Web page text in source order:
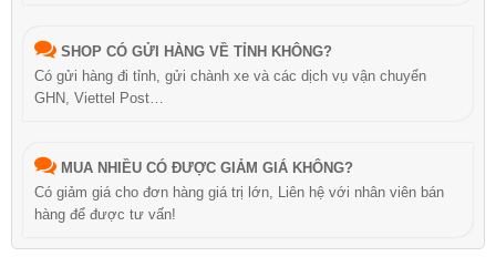
SHOP CÓ GỬI HÀNG VỀ TỈNH KHÔNG?
Có gửi hàng đi tỉnh, gửi chành xe và các dịch vụ vận chuyển
GHN, Viettel Post…
MUA NHIỀU CÓ ĐƯỢC GIẢM GIÁ KHÔNG?
Có giảm giá cho đơn hàng giá trị lớn, Liên hệ với nhân viên bán
hàng để được tư vấn!